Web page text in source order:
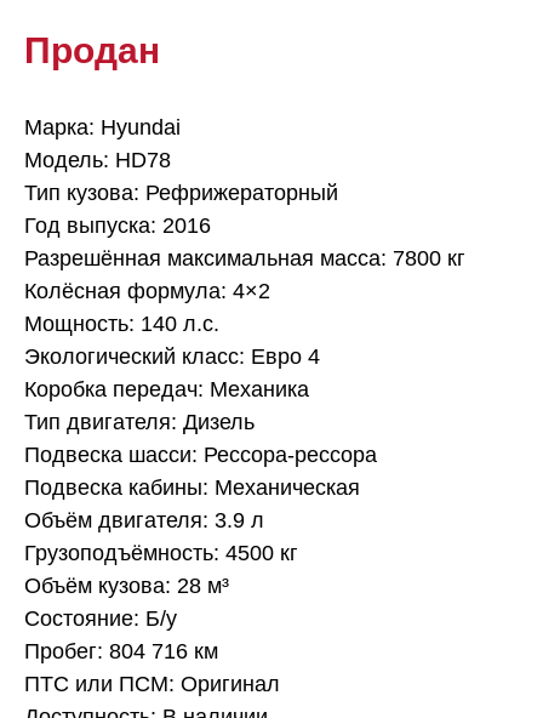
Продан
Марка: Hyundai
Модель: HD78
Тип кузова: Рефрижераторный
Год выпуска: 2016
Разрешённая максимальная масса: 7800 кг
Колёсная формула: 4×2
Мощность: 140 л.с.
Экологический класс: Евро 4
Коробка передач: Механика
Тип двигателя: Дизель
Подвеска шасси: Рессора-рессора
Подвеска кабины: Механическая
Объём двигателя: 3.9 л
Грузоподъёмность: 4500 кг
Объём кузова: 28 м³
Состояние: Б/у
Пробег: 804 716 км
ПТС или ПСМ: Оригинал